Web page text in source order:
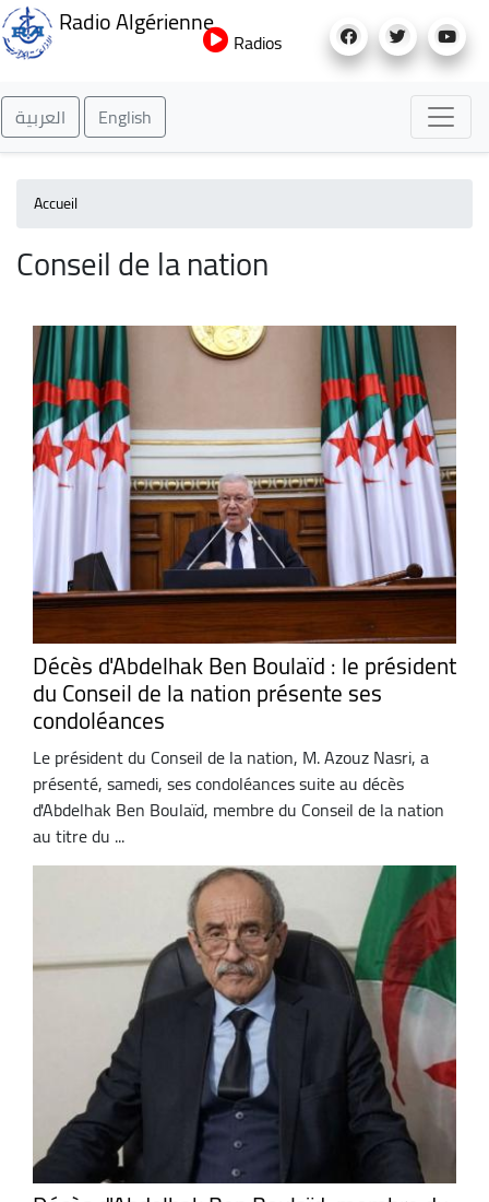
au
Radio Algérienne
Radios
العربية English
Accueil
Conseil de la nation
Décès d'Abdelhak Ben Boulaïd : le président
du Conseil de la nation présente ses
condoléances
Le président du Conseil de la nation, M. Azouz Nasri, a
présenté, samedi, ses condoléances suite au décès
d'Abdelhak Ben Boulaïd, membre du Conseil de la nation
au titre du ...